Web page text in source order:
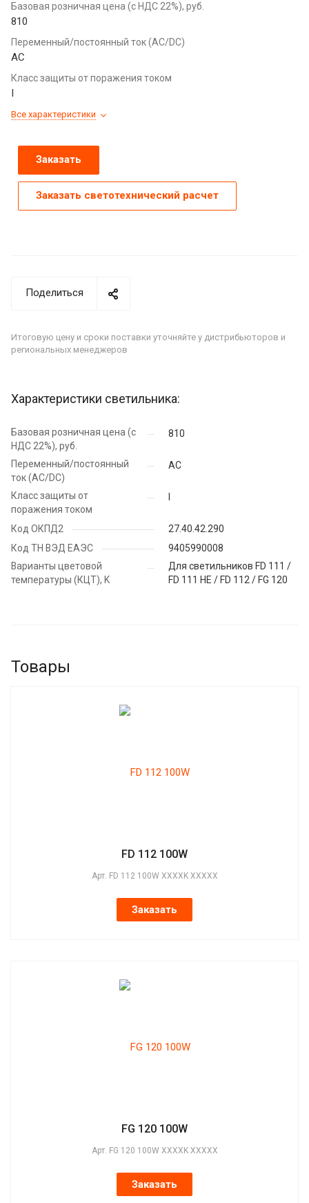
Базовая розничная цена (с НДС 22%), руб.
810
Переменный/постоянный ток (AC/DC)
AC
Класс защиты от поражения током
Все характеристики
Заказать
Заказать светотехнический расчет
Поделиться
Итоговую цену и сроки поставки уточняйте у дистрибьюторов и
региональных менеджеров
Характеристики светильника:
Базовая розничная цена (с
НДС 22%), руб.
810
Переменный/постоянный
ток (AC/DC)
AC
Класс защиты от
поражения током
Код ОКПД2
27.40.42.290
Код ТН ВЭД ЕАЭС
9405990008
Варианты цветовой
температуры (КЦТ), K
Для светильников FD 111 /
FD 111 HE / FD 112 / FG 120
Товары
FD 112 100W
Арт. FD 112 100W XXXXK XXXXX
Заказать
FG 120 100W
Арт. FG 120 100W XXXXK XXXXX
Заказать